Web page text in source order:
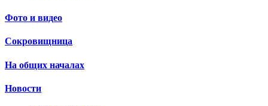
Фото и видео
Сокровищница
На общих началах
Новости